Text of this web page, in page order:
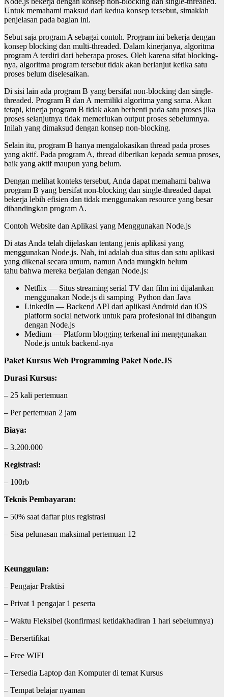
Untuk memahami maksud dari kedua konsep tersebut, simaklah
penjelasan pada bagian ini.
Sebut saja program A sebagai contoh. Program ini bekerja dengan
konsep blocking dan multi-threaded. Dalam kinerjanya, algoritma
program A terdiri dari beberapa proses. Oleh karena sifat blocking-
nya, algoritma program tersebut tidak akan berlanjut ketika satu
proses belum diselesaikan.
Di sisi lain ada program B yang bersifat non-blocking dan single-
threaded. Program B dan A memiliki algoritma yang sama. Akan
tetapi, kinerja program B tidak akan berhenti pada satu proses jika
proses selanjutnya tidak memerlukan output proses sebelumnya.
Inilah yang dimaksud dengan konsep non-blocking.
Selain itu, program B hanya mengalokasikan thread pada proses
yang aktif. Pada program A, thread diberikan kepada semua proses,
baik yang aktif maupun yang belum.
Dengan melihat konteks tersebut, Anda dapat memahami bahwa
program B yang bersifat non-blocking dan single-threaded dapat
bekerja lebih efisien dan tidak menggunakan resource yang besar
dibandingkan program A.
Contoh Website dan Aplikasi yang Menggunakan Node.js
Di atas Anda telah dijelaskan tentang jenis aplikasi yang
menggunakan Node.js. Nah, ini adalah dua situs dan satu aplikasi
yang dikenal secara umum, namun Anda mungkin belum
tahu bahwa mereka berjalan dengan Node.js:
Netflix — Situs streaming serial TV dan film ini dijalankan
menggunakan Node.js di samping Python dan Java
LinkedIn — Backend API dari aplikasi Android dan iOS
platform social network untuk para profesional ini dibangun
dengan Node.js
Medium — Platform blogging terkenal ini menggunakan
Node.js untuk backend-nya
Paket Kursus Web Programming Paket Node.JS
Durasi Kursus:
– 25 kali pertemuan
– Per pertemuan 2 jam
Biaya:
– 3.200.000
Registrasi:
– 100rb
Teknis Pembayaran:
– 50% saat daftar plus registrasi
– Sisa pelunasan maksimal pertemuan 12
Keunggulan:
– Pengajar Praktisi
– Privat 1 pengajar 1 peserta
– Waktu Fleksibel (konfirmasi ketidakhadiran 1 hari sebelumnya)
– Bersertifikat
– Free WIFI
– Tersedia Laptop dan Komputer di temat Kursus
– Tempat belajar nyaman